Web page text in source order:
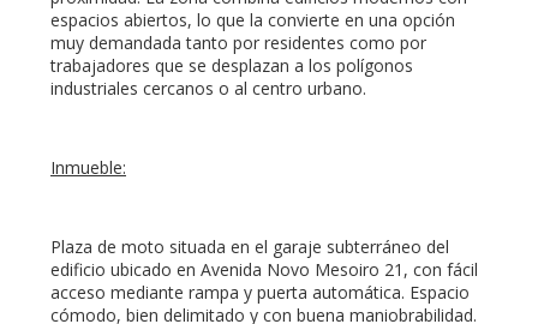
espacios abiertos, lo que la convierte en una opción
muy demandada tanto por residentes como por
trabajadores que se desplazan a los polígonos
industriales cercanos o al centro urbano.
Inmueble:
Plaza de moto situada en el garaje subterráneo del
edificio ubicado en Avenida Novo Mesoiro 21, con fácil
acceso mediante rampa y puerta automática. Espacio
cómodo, bien delimitado y con buena maniobrabilidad.